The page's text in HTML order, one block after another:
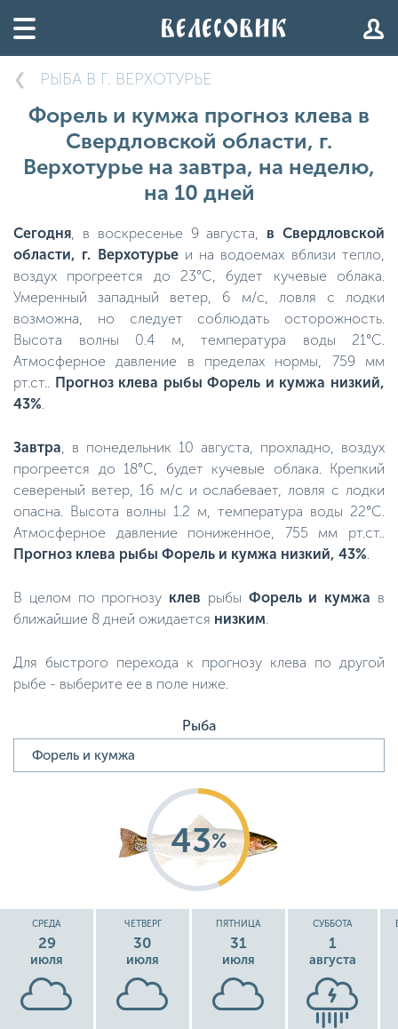
РЫБА В Г. ВЕРХОТУРЬЕ
Форель и кумжа прогноз клева в
Свердловской области, г.
Верхотурье на завтра, на неделю,
на 10 дней
Сегодня, в воскресенье 9 августа, в Свердловской
области, г. Верхотурьеи на водоемах вблизи тепло,
воздух прогреется до 23°C, будет кучевые облака.
Умеренный западный ветер, 6 м/с, ловля с лодки
возможна, но следует соблюдать осторожность.
Высота волны 0.4 м, температура воды 21°C.
Атмосферное давление в пределах нормы, 759 мм
рт.ст.. Прогноз клева рыбы Форель и кумжа низкий,
43%.
Завтра, в понедельник 10 августа, прохладно, воздух
прогреется до 18°C, будет кучевые облака. Крепкий
севереный ветер, 16 м/с и ослабевает, ловля с лодки
опасна. Высота волны 1.2 м, температура воды 22°C.
Атмосферное давление пониженное, 755 мм рт.ст..
Прогноз клева рыбы Форель и кумжа низкий, 43%.
В целом по прогнозу клев рыбы Форель и кумжа в
ближайшие 8 дней ожидается низким.
Для быстрого перехода к прогнозу клева по другой
рыбе - выберите ее в поле ниже.
Рыба
43%
СРЕДА
29
июля
ЧЕТВЕРГ
30
июля
ПЯТНИЦА
31
июля
СУББОТА
1
августа